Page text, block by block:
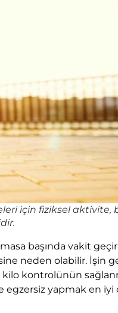
için fiziksel aktivite,
başında vakit
neden olabilir. İşin
kontrolünün
yapmak en iyi